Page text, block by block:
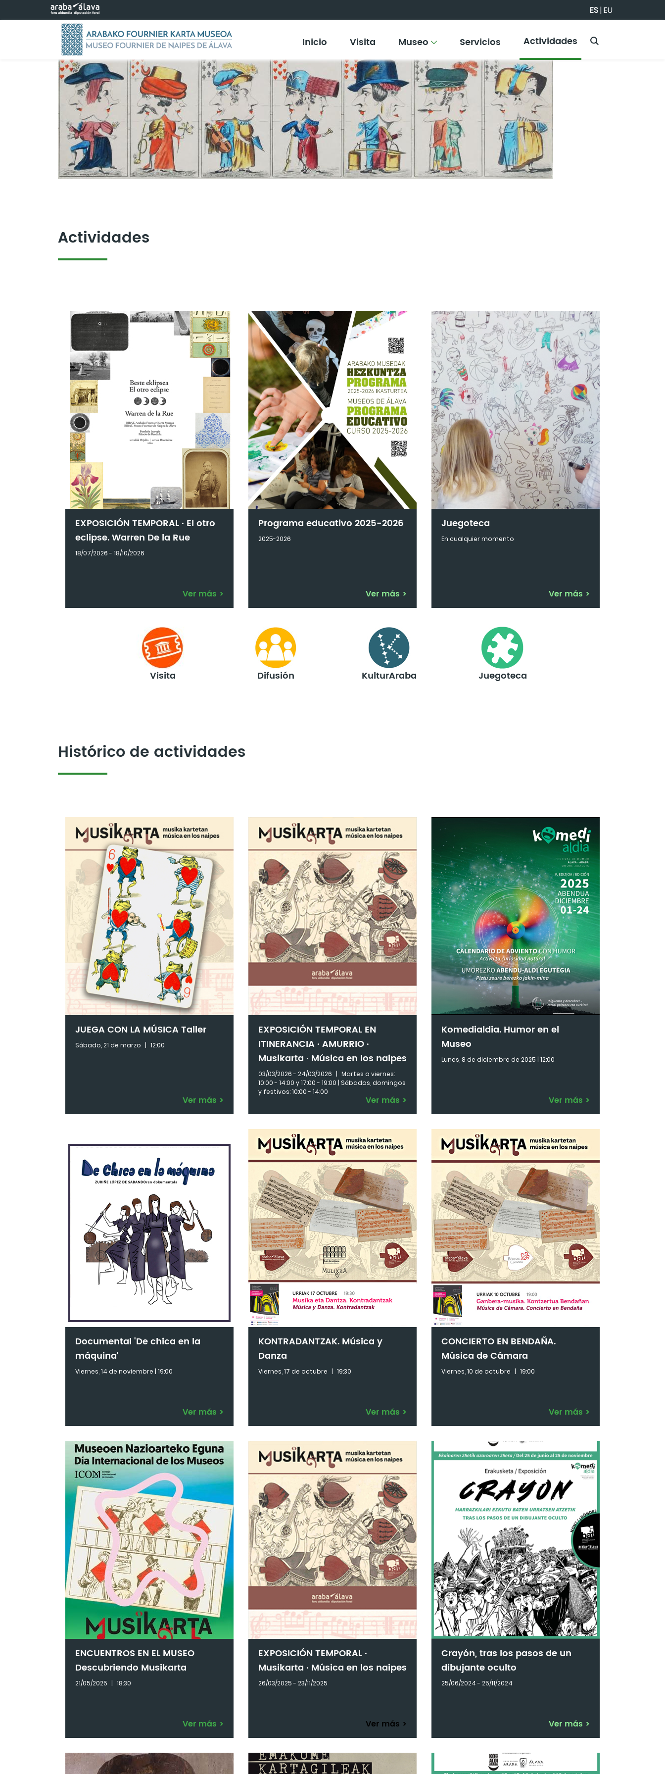
Saltar al contenido principal ES|EU
Inicio Visita Museo Servicios Actividades
Actividades
EXPOSICIÓN TEMPORAL · El otro
eclipse. Warren De la Rue
18/07/2026 - 18/10/2026
Ver más >
Programa educativo 2025-2026
2025-2026
Ver más >
Juegoteca
En cualquier momento
Ver más >
Visita Difusión KulturAraba Juegoteca
Histórico de actividades
JUEGA CON LA MÚSICA Taller
Sábado, 21 de marzo | 12:00
Ver más >
EXPOSICIÓN TEMPORAL EN
ITINERANCIA · AMURRIO ·
Musikarta · Música en los naipes
03/03/2026 - 24/03/2026 | Martes a viernes:
10:00 - 14:00 y 17:00 - 19:00 | Sábados, domingos
y festivos: 10:00 - 14:00
Ver más >
Komedialdia. Humor en el
Museo
Lunes, 8 de diciembre de 2025 | 12:00
Ver más >
Documental 'De chica en la
máquina'
Viernes, 14 de noviembre | 19:00
Ver más >
KONTRADANTZAK. Música y
Danza
Viernes, 17 de octubre | 19:30
Ver más >
CONCIERTO EN BENDAÑA.
Música de Cámara
Viernes, 10 de octubre | 19:00
Ver más >
ENCUENTROS EN EL MUSEO
Descubriendo Musikarta
21/05/2025 | 18:30
Ver más >
EXPOSICIÓN TEMPORAL ·
Musikarta · Música en los naipes
26/03/2025 - 23/11/2025
Ver más >
Crayón, tras los pasos de un
dibujante oculto
25/06/2024 - 25/11/2024
Ver más >